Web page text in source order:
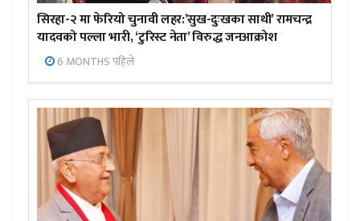
सिरहा-२ मा फेरियो चुनावी लहर:’सुख-दुःखका साथी’ रामचन्द्र
यादवको पल्ला भारी, ‘टुरिस्ट नेता’ विरुद्ध जनआक्रोश
6 MONTHS पहिले